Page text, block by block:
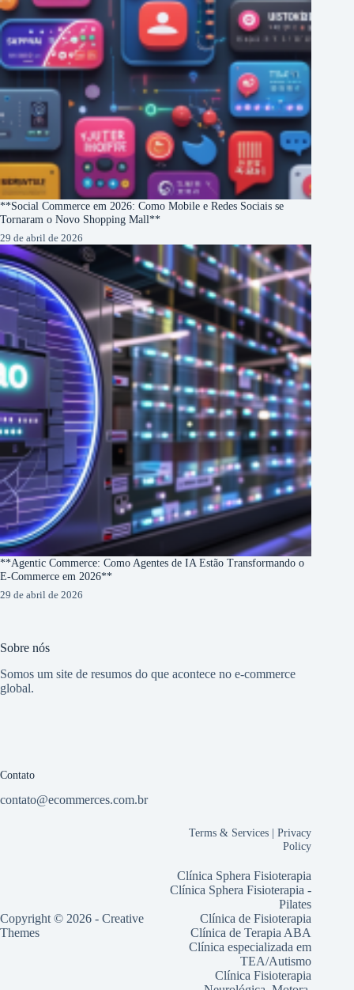
**Social Commerce em 2026: Como Mobile e Redes Sociais se
Tornaram o Novo Shopping Mall**
29 de abril de 2026
**Agentic Commerce: Como Agentes de IA Estão Transformando o
E-Commerce em 2026**
29 de abril de 2026
Sobre nós
Somos um site de resumos do que acontece no e-commerce
global.
Contato
contato@ecommerces.com.br
Copyright © 2026 - Creative
Themes
Terms & Services |Privacy
Policy
Clínica Sphera Fisioterapia
Clínica Sphera Fisioterapia -
Pilates
Clínica de Fisioterapia
Clínica de Terapia ABA
Clínica especializada em
TEA/Autismo
Clínica Fisioterapia